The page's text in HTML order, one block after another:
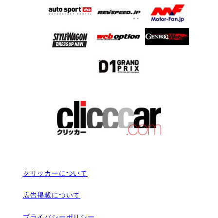
クリッカーについて
広告掲載について